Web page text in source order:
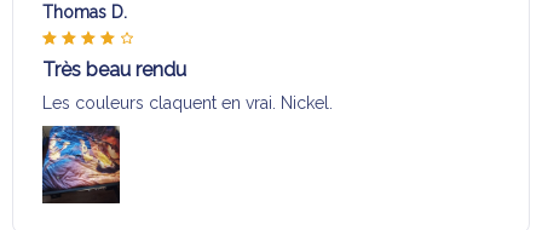
Thomas D.
Très beau rendu
Les couleurs claquent en vrai. Nickel.